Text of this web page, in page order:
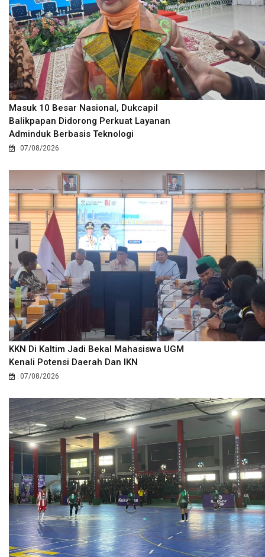
Masuk 10 Besar Nasional, Dukcapil
Balikpapan Didorong Perkuat Layanan
Adminduk Berbasis Teknologi
07/08/2026
KKN Di Kaltim Jadi Bekal Mahasiswa UGM
Kenali Potensi Daerah Dan IKN
07/08/2026